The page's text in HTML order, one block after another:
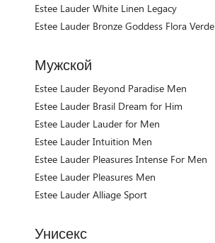
Estee Lauder White Linen Legacy
Estee Lauder Bronze Goddess Flora Verde
Мужской
Estee Lauder Beyond Paradise Men
Estee Lauder Brasil Dream for Him
Estee Lauder Lauder for Men
Estee Lauder Intuition Men
Estee Lauder Pleasures Intense For Men
Estee Lauder Pleasures Men
Estee Lauder Alliage Sport
Унисекс